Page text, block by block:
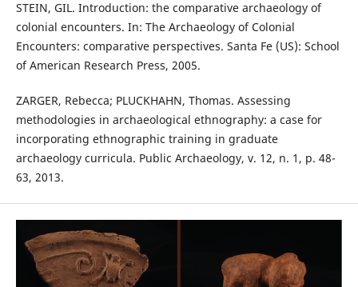
STEIN, GIL. Introduction: the comparative archaeology of
colonial encounters. In: The Archaeology of Colonial
Encounters: comparative perspectives. Santa Fe (US): School
of American Research Press, 2005.
ZARGER, Rebecca; PLUCKHAHN, Thomas. Assessing
methodologies in archaeological ethnography: a case for
incorporating ethnographic training in graduate
archaeology curricula. Public Archaeology, v. 12, n. 1, p. 48-
63, 2013.